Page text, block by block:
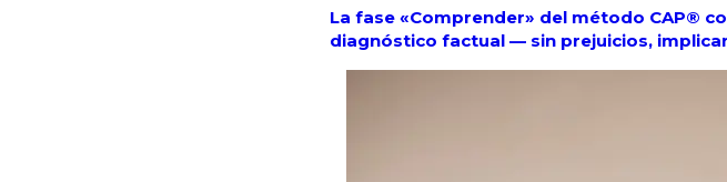
La fase «Comprender» del método CAP®
diagnóstico factual — sin prejuicios,